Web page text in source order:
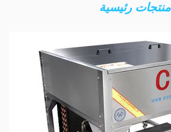
منتجات رئيسية